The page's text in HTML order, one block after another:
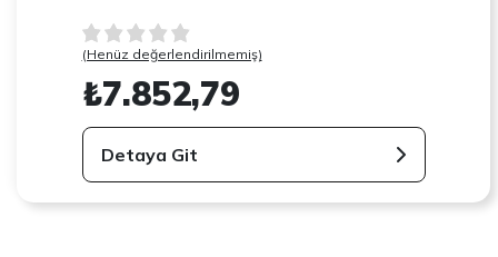
(Henüz değerlendirilmemiş)
₺7.852,79
Detaya Git